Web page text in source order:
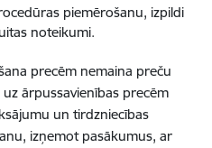
piemērošanu, izpildi
noteikumi.
precēm nemaina preču
uz ārpussavienības precēm
un tirdzniecības
izņemot pasākumus, ar